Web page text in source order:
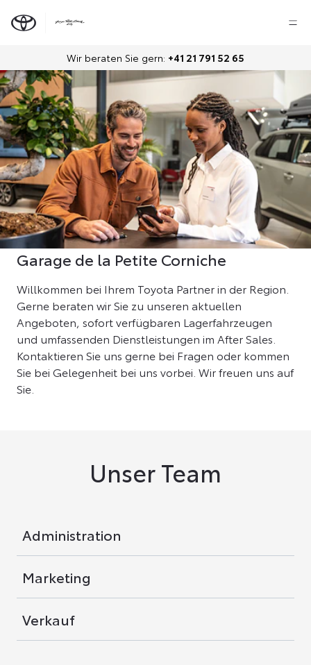
Wir beraten Sie gern: +41 21 791 52 65
Garage de la Petite Corniche
Willkommen bei Ihrem Toyota Partner in der Region.
Gerne beraten wir Sie zu unseren aktuellen
Angeboten, sofort verfügbaren Lagerfahrzeugen
und umfassenden Dienstleistungen im After Sales.
Kontaktieren Sie uns gerne bei Fragen oder kommen
Sie bei Gelegenheit bei uns vorbei. Wir freuen uns auf
Sie.
Unser Team
Administration
Marketing
Verkauf